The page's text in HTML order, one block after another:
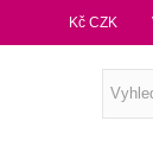
Kč CZK